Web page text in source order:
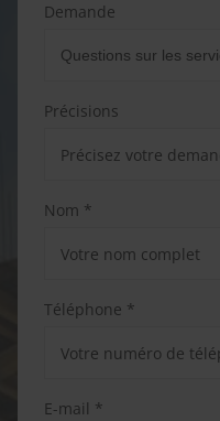
Demande
Précisions
Nom *
Téléphone *
E-mail *